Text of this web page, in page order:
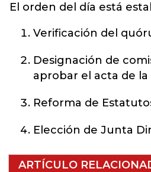
El orden del día está
Verificación del
Designación de
aprobar el acta de
Reforma de
Elección de Junta
ARTÍCULO